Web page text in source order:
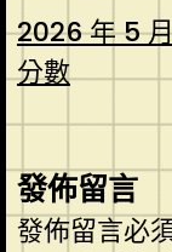
2026 年 5
分數
發佈留言
發佈留言必